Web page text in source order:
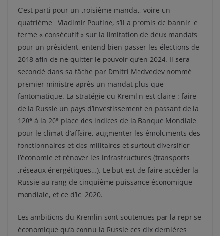
C’est parti pour un troisième mandat, voire un
quatrième : Vladimir Poutine, s’il a promis de bannir le
terme « consécutif » sur la limitation de deux mandats
pour un président, entend bien passer les élections de
2018 afin de ne quitter le pouvoir qu’en 2024. Il sera
secondé dans sa tâche par Dmitri Medvedev nommé
premier ministre après un mandat plus que
fantomatique. La stratégie du Kremlin est claire : faire
de la Russie un pays d’investissement en passant de la
120e à la 20e place des indices de la Banque Mondiale
pour le climat d’affaire, augmenter les émoluments des
fonctionnaires et des militaires et surtout diversifier
l’économie et rénover les infrastructures (transports
,réseaux énergétiques…). Le but est de faire accéder la
Russie au rang de cinquième puissance économique
mondiale, et ce d’ici 2020.
Les ambitions du Kremlin sont soutenues par la reprise
économique qu’a connu la Russie ces dix dernières